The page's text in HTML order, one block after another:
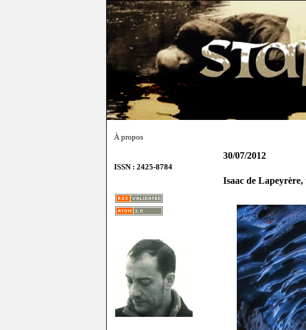
À propos
ISSN : 2425-8784
30/07/2012
Isaac de